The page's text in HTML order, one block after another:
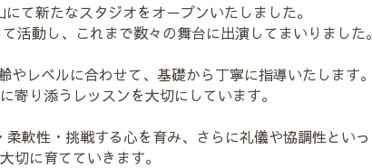
て新たなスタジオをオープンいたしました。
活動し、これまで数々の舞台に出演してまいりました。
レベルに合わせて、基礎から丁寧に指導いたします。
寄り添うレッスンを大切にしています。
軟性・挑戦する心を育み、さらに礼儀や協調性といっ
に育てていきます。